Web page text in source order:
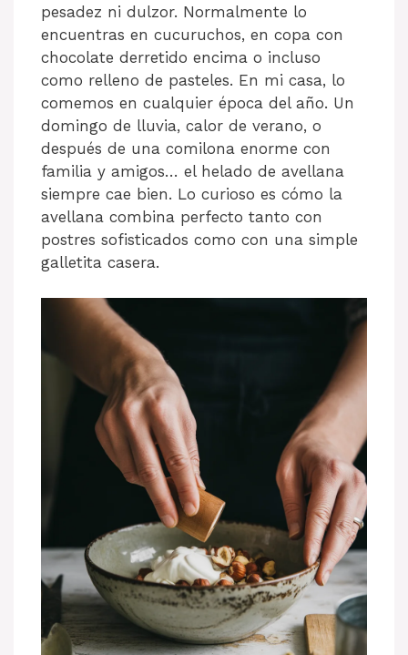
pesadez ni dulzor. Normalmente lo
encuentras en cucuruchos, en copa con
chocolate derretido encima o incluso
como relleno de pasteles. En mi casa, lo
comemos en cualquier época del año. Un
domingo de lluvia, calor de verano, o
después de una comilona enorme con
familia y amigos… el helado de avellana
siempre cae bien. Lo curioso es cómo la
avellana combina perfecto tanto con
postres sofisticados como con una simple
galletita casera.